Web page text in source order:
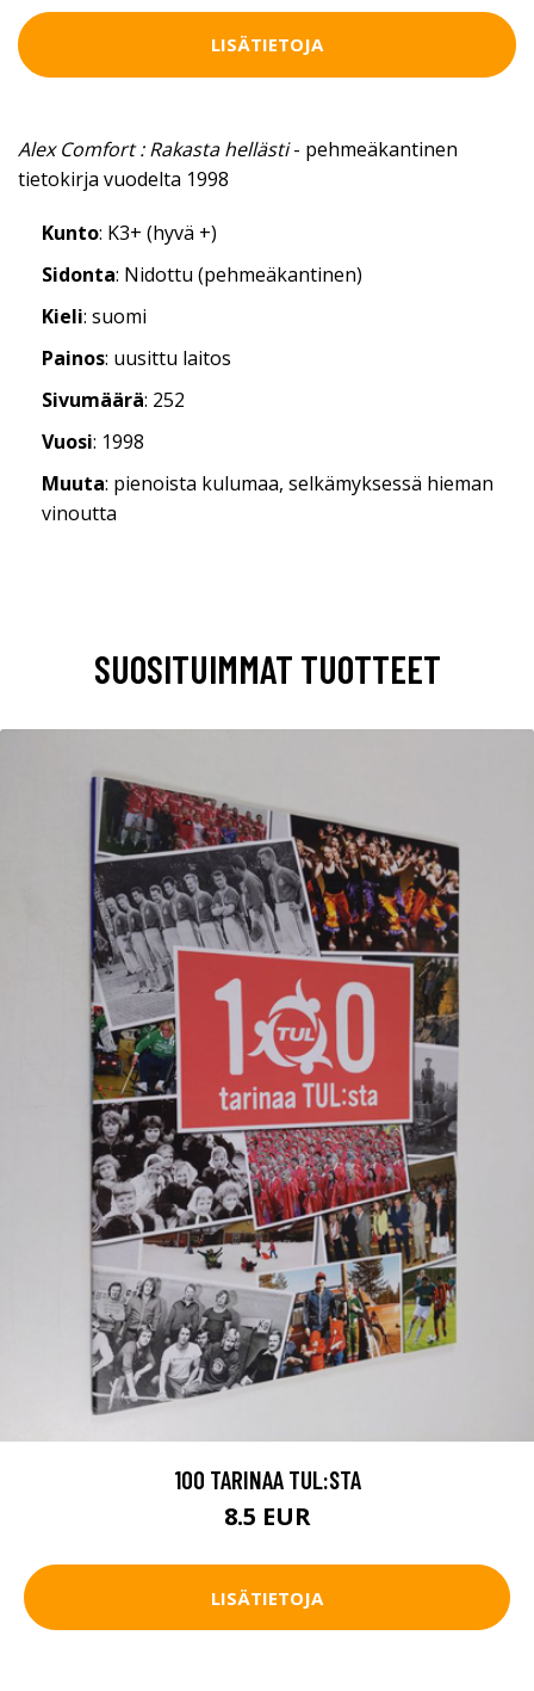
LISÄTIETOJA
Alex Comfort : Rakasta hellästi- pehmeäkantinen
tietokirja vuodelta 1998
Kunto: K3+ (hyvä +)
Sidonta: Nidottu (pehmeäkantinen)
Kieli: suomi
Painos: uusittu laitos
Sivumäärä: 252
Vuosi: 1998
Muuta: pienoista kulumaa, selkämyksessä hieman
vinoutta
SUOSITUIMMAT TUOTTEET
100 TARINAA TUL:STA
8.5 EUR
LISÄTIETOJA